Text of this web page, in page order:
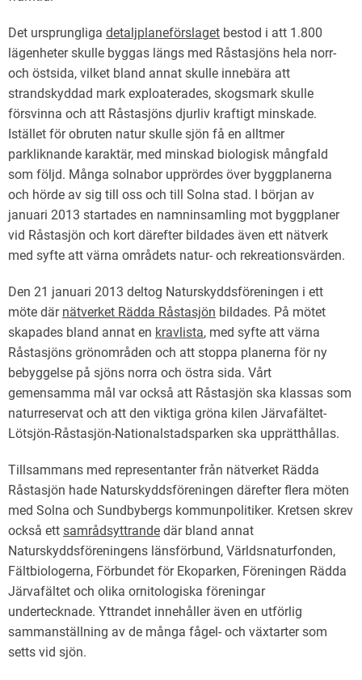
Det ursprungliga detaljplaneförslaget bestod i att 1.800
lägenheter skulle byggas längs med Råstasjöns hela norr-
och östsida, vilket bland annat skulle innebära att
strandskyddad mark exploaterades, skogsmark skulle
försvinna och att Råstasjöns djurliv kraftigt minskade.
Istället för obruten natur skulle sjön få en alltmer
parkliknande karaktär, med minskad biologisk mångfald
som följd. Många solnabor upprördes över byggplanerna
och hörde av sig till oss och till Solna stad. I början av
januari 2013 startades en namninsamling mot byggplaner
vid Råstasjön och kort därefter bildades även ett nätverk
med syfte att värna områdets natur- och rekreationsvärden.
Den 21 januari 2013 deltog Naturskyddsföreningen i ett
möte där nätverket Rädda Råstasjön bildades. På mötet
skapades bland annat en kravlista, med syfte att värna
Råstasjöns grönområden och att stoppa planerna för ny
bebyggelse på sjöns norra och östra sida. Vårt
gemensamma mål var också att Råstasjön ska klassas som
naturreservat och att den viktiga gröna kilen Järvafältet-
Lötsjön-Råstasjön-Nationalstadsparken ska upprätthållas.
Tillsammans med representanter från nätverket Rädda
Råstasjön hade Naturskyddsföreningen därefter flera möten
med Solna och Sundbybergs kommunpolitiker. Kretsen skrev
också ett samrådsyttrande där bland annat
Naturskyddsföreningens länsförbund, Världsnaturfonden,
Fältbiologerna, Förbundet för Ekoparken, Föreningen Rädda
Järvafältet och olika ornitologiska föreningar
undertecknade. Yttrandet innehåller även en utförlig
sammanställning av de många fågel- och växtarter som
setts vid sjön.